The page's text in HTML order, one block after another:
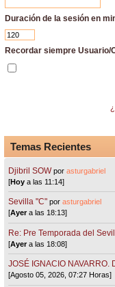
Duración de la sesión en
Recordar siempre Usuario/
Temas Recientes
Djibril SOW porasturgabriel
[Hoy a las 11:14]
Sevilla "C"porasturgabriel
[Ayera las 18:13]
Re: Pre Temporada del
[Ayera las 18:08]
JOSÉ IGNACIO NAVARRO.
[Agosto 05, 2026, 07:27 Horas]